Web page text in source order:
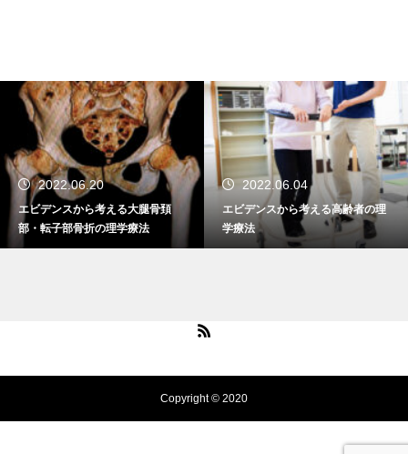
腿骨頚
2022.06.04
エビデンスから考える高齢者の理
学療法
PR
メディカルマイス
理学療法・作業療法な
を高価買取！
Copyright © 2020